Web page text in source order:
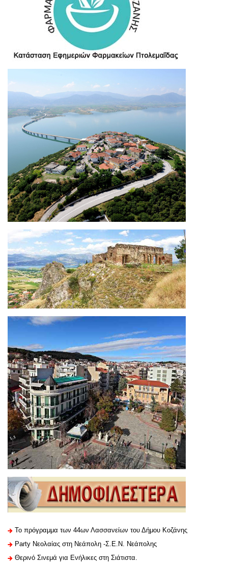
Το πρόγραμμα των 44ων Λασσανείων του Δήμου Κοζάνης
Party Νεολαίας στη Νεάπολη -Σ.Ε.Ν. Νεάπολης
Θερινό Σινεμά για Ενήλικες στη Σιάτιστα.